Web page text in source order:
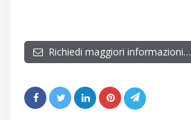
Richiedi maggiori informazioni…